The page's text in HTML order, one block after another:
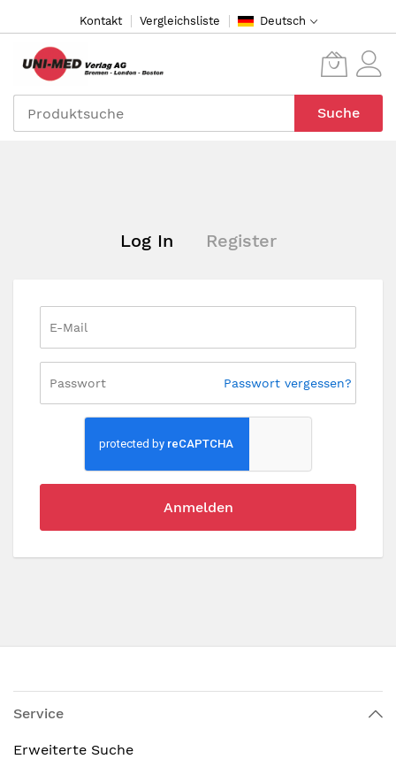
Inhalt
Kontakt Vergleichsliste Deutsch
Suche
Log In Register
Passwort vergessen?
Anmelden
Service
Erweiterte Suche